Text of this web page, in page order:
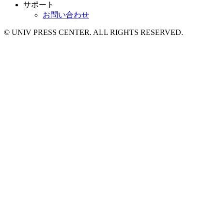
サポート
お問い合わせ
© UNIV PRESS CENTER. ALL RIGHTS RESERVED.